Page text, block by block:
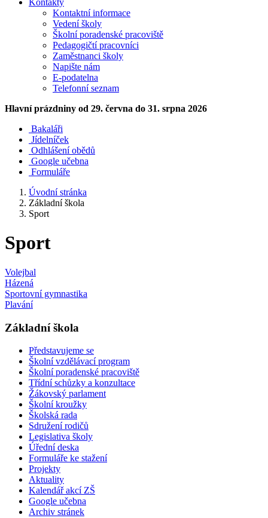
Kontakty
Kontaktní informace
Vedení školy
Školní poradenské pracoviště
Pedagogičtí pracovníci
Zaměstnanci školy
Napište nám
E-podatelna
Telefonní seznam
Hlavní prázdniny od 29. června do 31. srpna 2026
Bakaláři
Jídelníček
Odhlášení obědů
Google učebna
Formuláře
Úvodní stránka
Základní škola
Sport
Sport
Volejbal
Házená
Sportovní gymnastika
Plavání
Základní škola
Představujeme se
Školní vzdělávací program
Školní poradenské pracoviště
Třídní schůzky a konzultace
Žákovský parlament
Školní kroužky
Školská rada
Sdružení rodičů
Legislativa školy
Úřední deska
Formuláře ke stažení
Projekty
Aktuality
Kalendář akcí ZŠ
Google učebna
Archiv stránek